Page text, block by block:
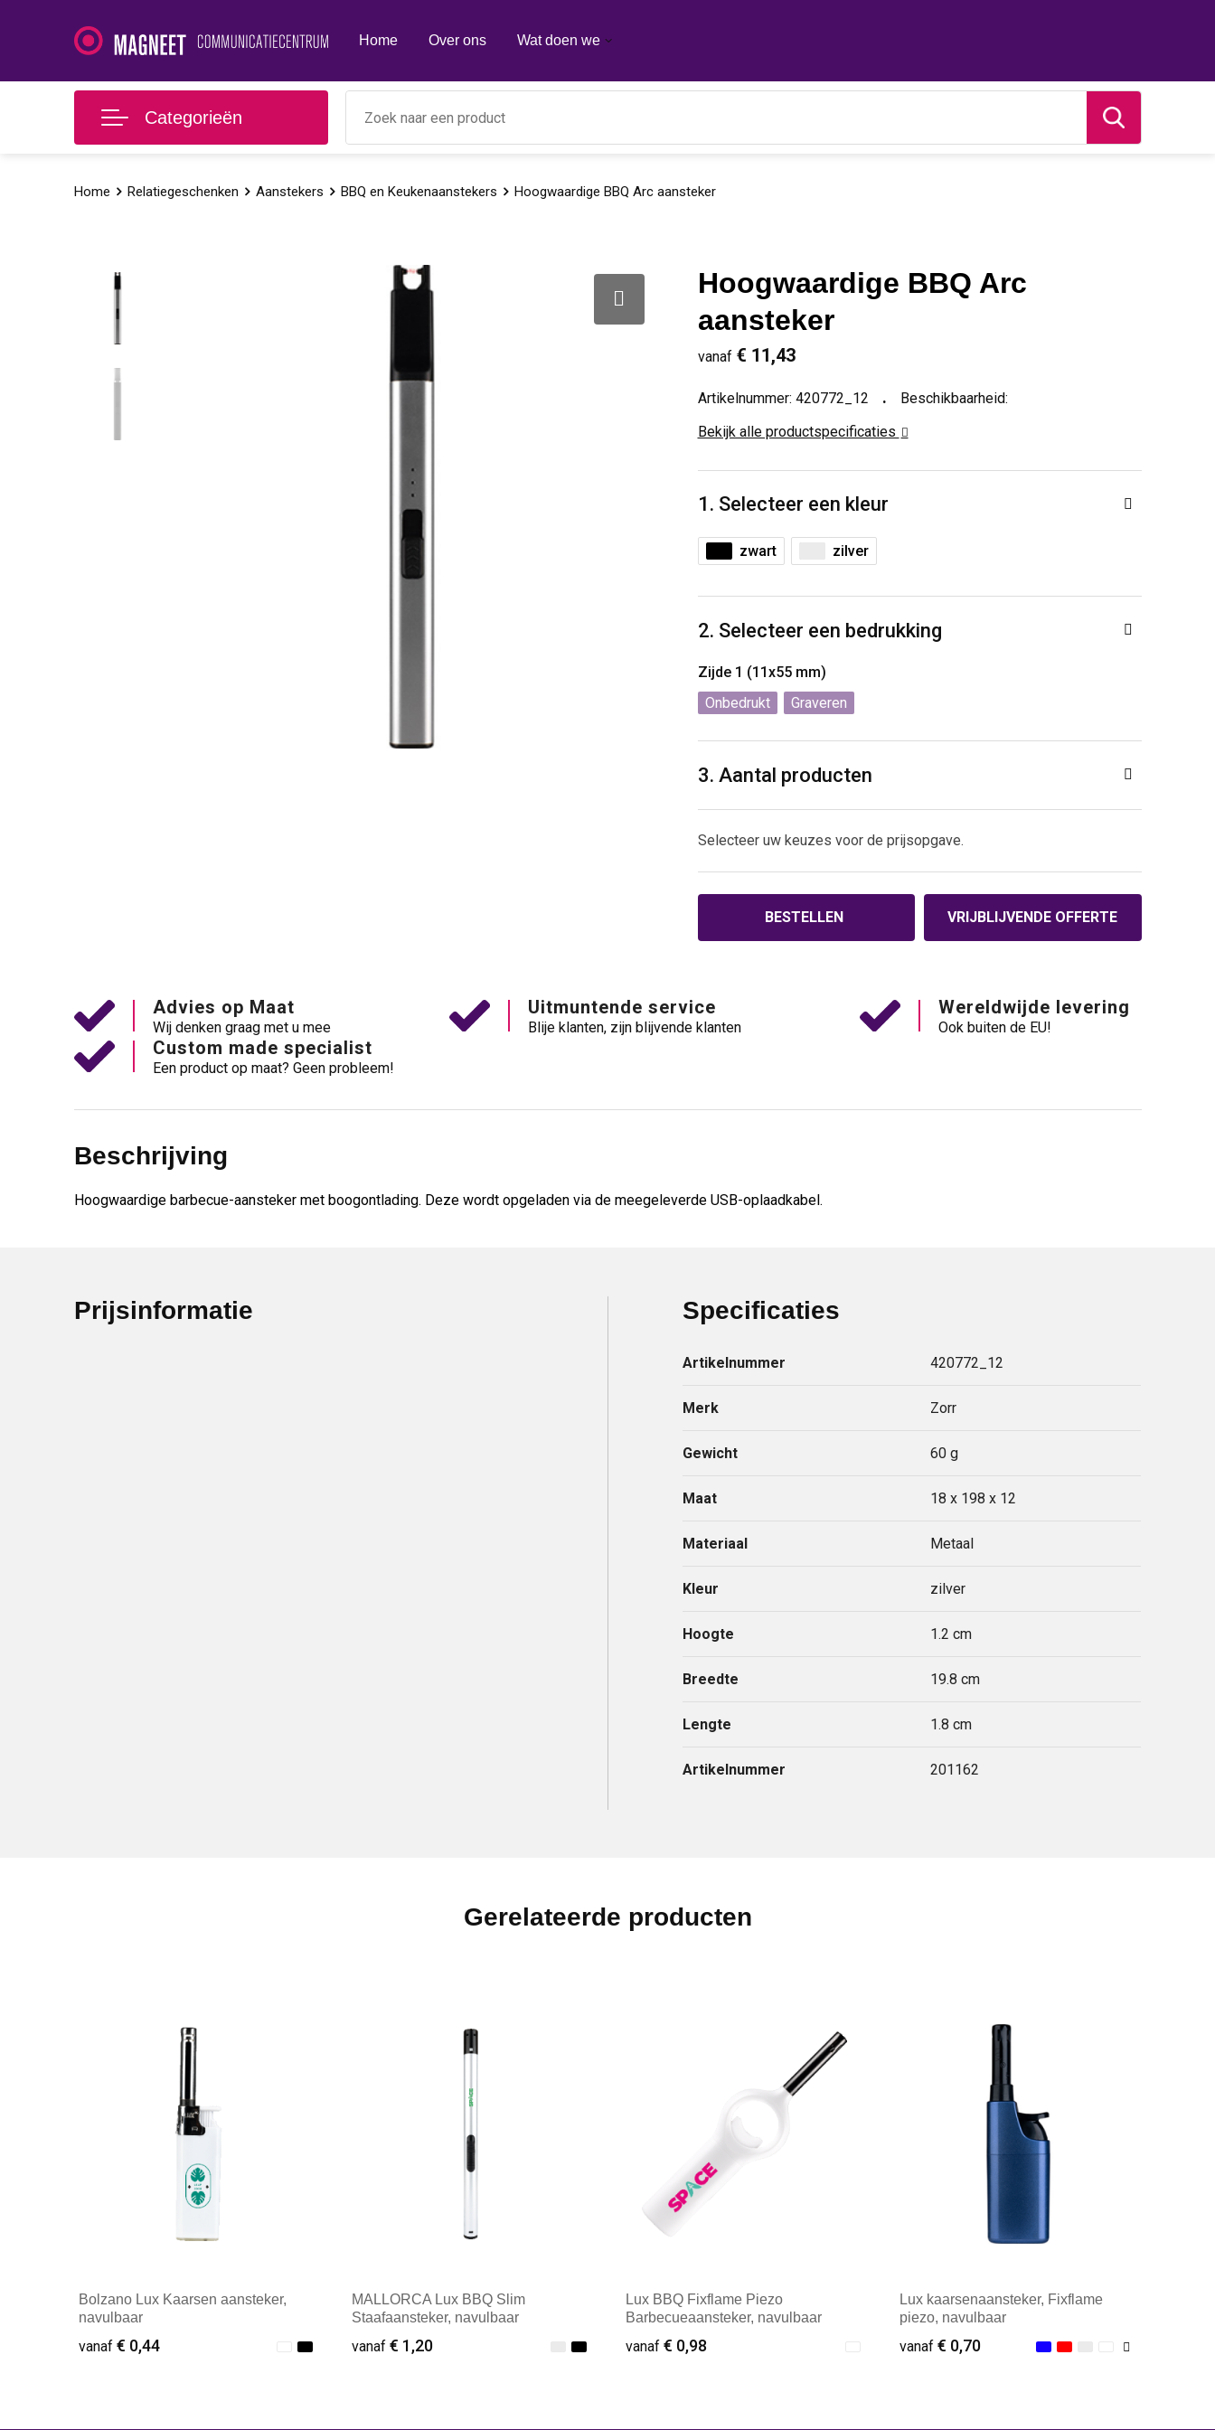
Home Over ons Wat doen we
Categorieën
Home Relatiegeschenken Aanstekers BBQ en Keukenaanstekers Hoogwaardige BBQ Arc aansteker
Hoogwaardige BBQ Arc
aansteker
vanaf € 11,43
Artikelnummer: 420772_12
Beschikbaarheid:
Bekijk alle productspecificaties
1. Selecteer een kleur
zwart zilver
2. Selecteer een bedrukking
Zijde 1 (11x55 mm)
Onbedrukt
Graveren
3. Aantal producten
Selecteer uw keuzes voor de prijsopgave.
BESTELLEN VRIJBLIJVENDE OFFERTE
Advies op Maat
Wij denken graag met u mee
Uitmuntende service
Blije klanten, zijn blijvende klanten
Wereldwijde levering
Ook buiten de EU!
Custom made specialist
Een product op maat? Geen probleem!
Beschrijving
Hoogwaardige barbecue-aansteker met boogontlading. Deze wordt opgeladen via de meegeleverde USB-oplaadkabel.
Prijsinformatie Specificaties
Artikelnummer 420772_12
Merk Zorr
Gewicht 60 g
Maat 18 x 198 x 12
Materiaal Metaal
Kleur zilver
Hoogte 1.2 cm
Breedte 19.8 cm
Lengte 1.8 cm
Artikelnummer 201162
Gerelateerde producten
Bolzano Lux Kaarsen aansteker,
navulbaar
vanaf € 0,44
MALLORCA Lux BBQ Slim
Staafaansteker, navulbaar
vanaf€ 1,20
Lux BBQ Fixflame Piezo
Barbecueaansteker, navulbaar
vanaf € 0,98
Lux kaarsenaansteker, Fixflame
piezo, navulbaar
vanaf € 0,70